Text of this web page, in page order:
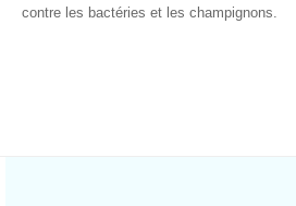
contre les bactéries et les champignons.